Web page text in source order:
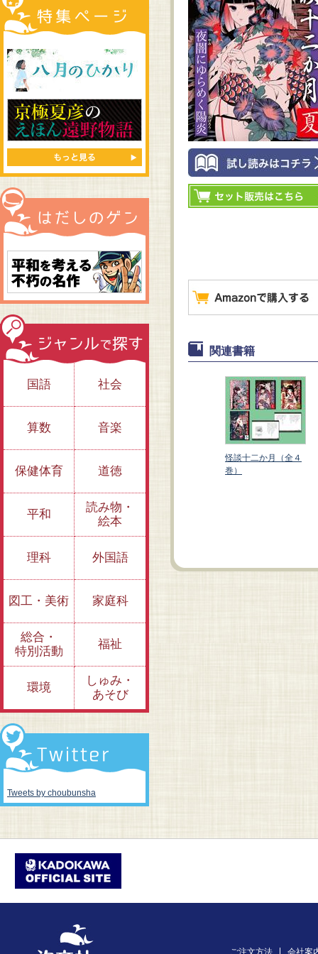
関連書籍
冬 白い季節と黒い
秋 落ち葉の下に眠
る月
怪談十二か月（全４
巻）
国語 社会
算数 音楽
保健体育 道徳
平和
読み物・
絵本
理科 外国語
図工・美術 家庭科
総合・
特別活動
福祉
環境
しゅみ・
あそび
Tweets by choubunsha